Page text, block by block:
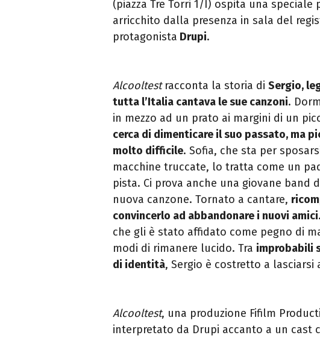
(piazza Tre Torri 1/I) ospita una speciale
arricchito dalla presenza in sala del
protagonista Drupi.
Alcooltest racconta la storia di Sergio,
tutta l’Italia cantava le sue canzoni.
in mezzo ad un prato ai margini di un
cerca di dimenticare il suo passato, ma
molto difficile. Sofia, che sta per
macchine truccate, lo tratta come un
pista. Ci prova anche una giovane band
nuova canzone. Tornato a cantare,
convincerlo ad abbandonare i nuovi amici
che gli è stato affidato come pegno di
modi di rimanere lucido. Tra improbabili
di identità, Sergio è costretto a
Alcooltest, una produzione Fifilm
interpretato da Drupi accanto a un cast